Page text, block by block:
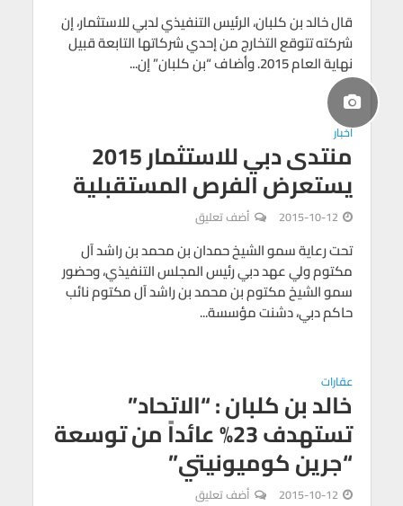
قال خالد بن كلبان، الرئيس التنفيذي لدبي للاستثمار، إن
شركته تتوقع التخارج من إحدي شركاتها التابعة قبيل
نهاية العام 2015. وأضاف “بن كلبان” إن...
اخبار
منتدى دبي للاستثمار 2015
يستعرض الفرص المستقبلية
2015-10-12 أضف تعليق
تحت رعاية سمو الشيخ حمدان بن محمد بن راشد آل
مكتوم ولي عهد دبي رئيس المجلس التنفيذي، وحضور
سمو الشيخ مكتوم بن محمد بن راشد آل مكتوم نائب
حاكم دبي، دشنت مؤسسة...
عقارات
خالد بن كلبان : “الاتحاد”
تستهدف 23% عائداً من توسعة
“جرين كوميونيتي”
2015-10-12 أضف تعليق